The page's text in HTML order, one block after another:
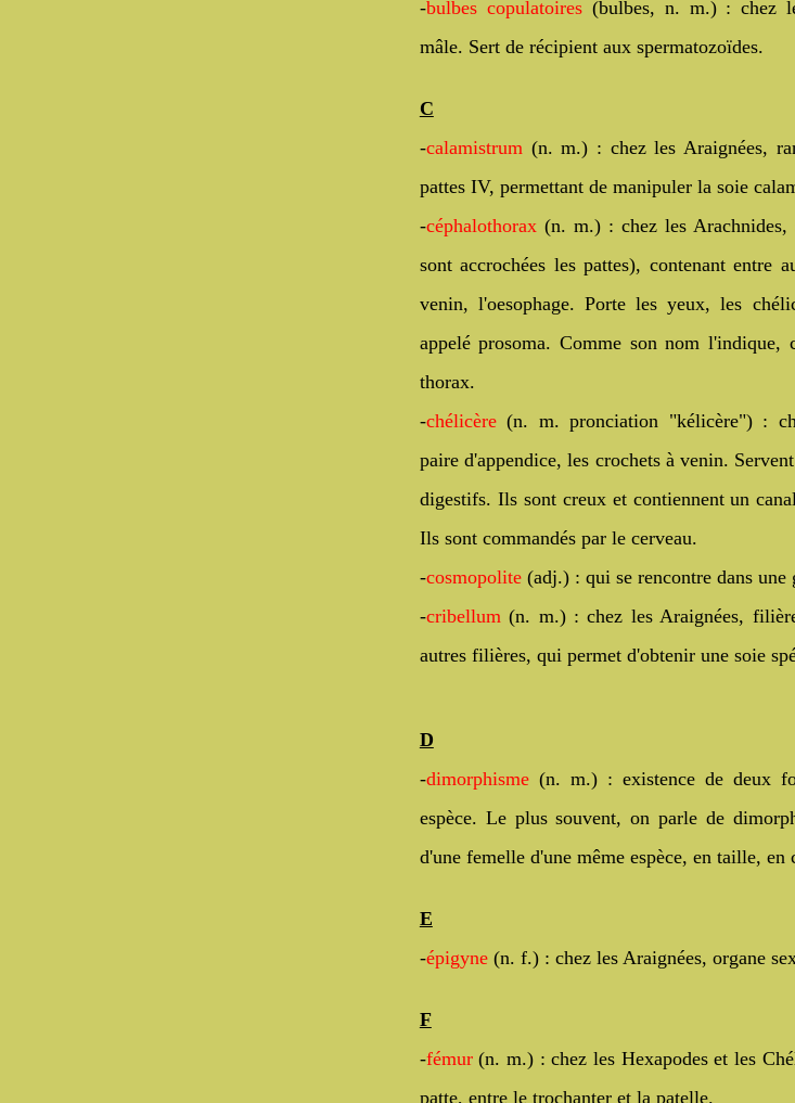
-bulbes copulatoires(bulbes, n. m.) : chez
mâle. Sert de récipient aux spermatozoïdes.
C
-calamistrum(n. m.) : chez les Araignées,
pattes IV, permettant de manipuler la soie
-céphalothorax(n. m.) : chez les Arachnides,
sont accrochées les pattes), contenant entre
venin, l'oesophage. Porte les yeux, les
appeléprosoma. Comme son nom
thorax.
-chélicère(n. m. pronciation "kélicère") :
paire d'appendice, les crochets à venin.
digestifs. Ils sont creux et contiennent un
Ils sont commandés par le cerveau.
-cosmopolite(adj.) : qui se rencontre dans une
-cribellum(n. m.) : chez les Araignées,
autres filières, qui permet d'obtenir une soie
D
-dimorphisme(n. m.) : existence de deux
espèce. Le plus souvent, on parle de
d'une femelle d'une même espèce, en taille, en
E
-épigyne(n. f.) : chez les Araignées, organe
F
-fémur(n. m.) : chez les Hexapodes et les
patte, entre le trochanter et la patelle.